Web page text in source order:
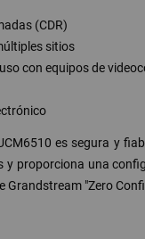
(CDR)
sitios
con equipos de
es segura y
y proporciona una
"Zero